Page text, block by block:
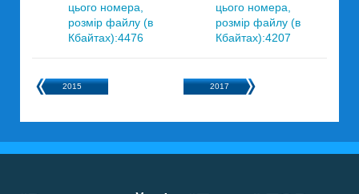
цього номера,
розмір файлу (в
Кбайтах):4476
цього номера,
розмір файлу (в
Кбайтах):4207
2015 2017